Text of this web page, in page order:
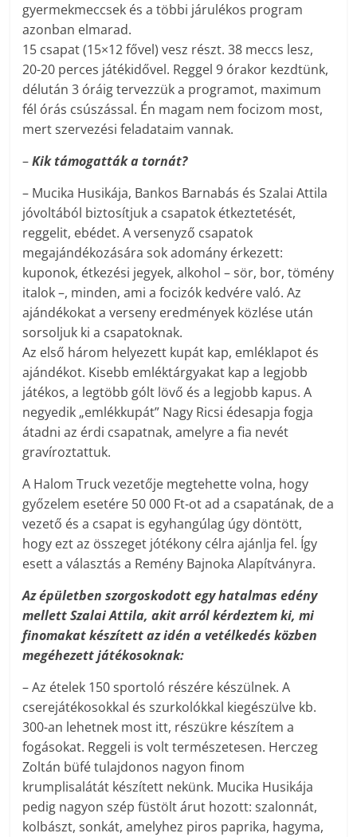
gyermekmeccsek és a többi járulékos program
azonban elmarad.
15 csapat (15×12 fővel) vesz részt. 38 meccs lesz,
20-20 perces játékidővel. Reggel 9 órakor kezdtünk,
délután 3 óráig tervezzük a programot, maximum
fél órás csúszással. Én magam nem focizom most,
mert szervezési feladataim vannak.
–Kik támogatták a tornát?
– Mucika Husikája, Bankos Barnabás és Szalai Attila
jóvoltából biztosítjuk a csapatok étkeztetését,
reggelit, ebédet. A versenyző csapatok
megajándékozására sok adomány érkezett:
kuponok, étkezési jegyek, alkohol – sör, bor, tömény
italok –, minden, ami a focizók kedvére való. Az
ajándékokat a verseny eredmények közlése után
sorsoljuk ki a csapatoknak.
Az első három helyezett kupát kap, emléklapot és
ajándékot. Kisebb emléktárgyakat kap a legjobb
játékos, a legtöbb gólt lövő és a legjobb kapus. A
negyedik „emlékkupát” Nagy Ricsi édesapja fogja
átadni az érdi csapatnak, amelyre a fia nevét
gravíroztattuk.
A Halom Truck vezetője megtehette volna, hogy
győzelem esetére 50 000 Ft-ot ad a csapatának, de a
vezető és a csapat is egyhangúlag úgy döntött,
hogy ezt az összeget jótékony célra ajánlja fel. Így
esett a választás a Remény Bajnoka Alapítványra.
Az épületben szorgoskodott egy hatalmas edény
mellett Szalai Attila, akit arról kérdeztem ki, mi
finomakat készített az idén a vetélkedés közben
megéhezett játékosoknak:
– Az ételek 150 sportoló részére készülnek. A
cserejátékosokkal és szurkolókkal kiegészülve kb.
300-an lehetnek most itt, részükre készítem a
fogásokat. Reggeli is volt természetesen. Herczeg
Zoltán büfé tulajdonos nagyon finom
krumplisalátát készített nekünk. Mucika Husikája
pedig nagyon szép füstölt árut hozott: szalonnát,
kolbászt, sonkát, amelyhez piros paprika, hagyma,